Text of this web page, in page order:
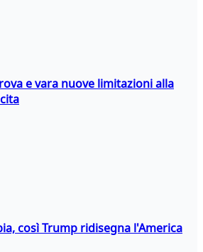
e vara nuove limitazioni alla
così Trump ridisegna l'America